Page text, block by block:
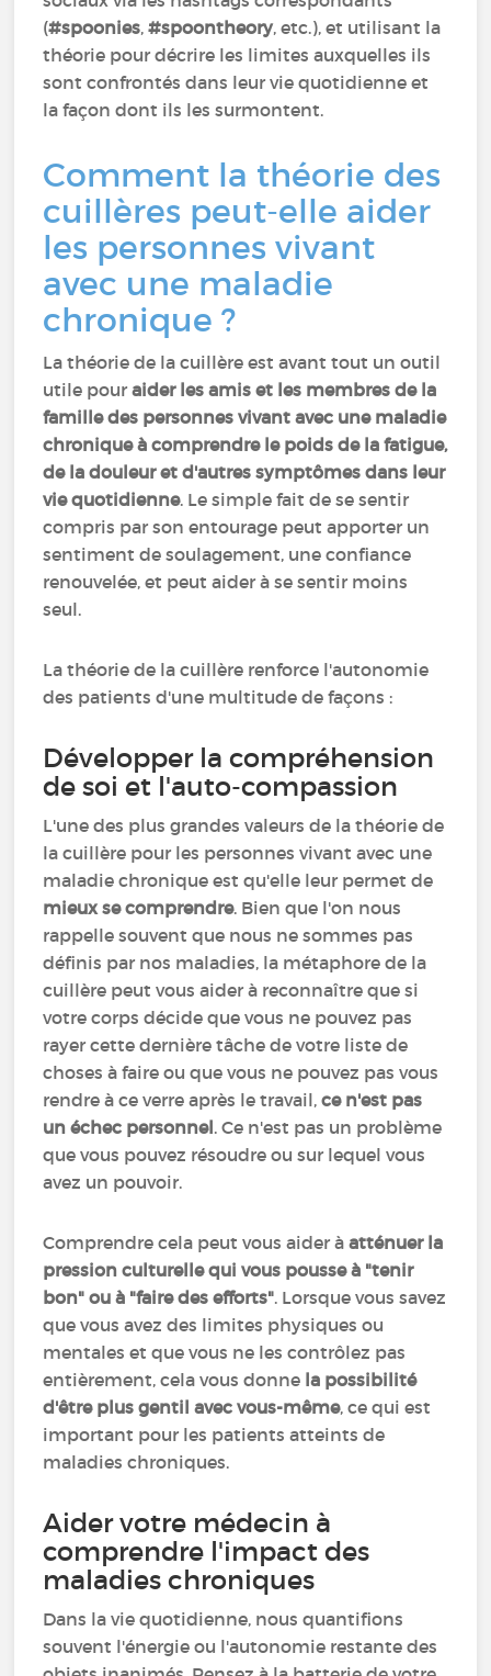
(#spoonies,#spoontheory, etc.), et utilisant la
théorie pour décrire les limites auxquelles ils
sont confrontés dans leur vie quotidienne et
la façon dont ils les surmontent.
Comment la théorie des
cuillères peut-elle aider
les personnes vivant
avec une maladie
chronique ?
La théorie de la cuillère est avant tout un outil
utile pour aider les amis et les membres de la
famille des personnes vivant avec une maladie
chronique à comprendre le poids de la fatigue,
de la douleur et d'autres symptômes dans leur
vie quotidienne. Le simple fait de se sentir
compris par son entourage peut apporter un
sentiment de soulagement, une confiance
renouvelée, et peut aider à se sentir moins
seul.
La théorie de la cuillère renforce l'autonomie
des patients d'une multitude de façons :
Développer la compréhension
de soi et l'auto-compassion
L'une des plus grandes valeurs de la théorie de
la cuillère pour les personnes vivant avec une
maladie chronique est qu'elle leur permet de
mieux se comprendre. Bien que l'on nous
rappelle souvent que nous ne sommes pas
définis par nos maladies, la métaphore de la
cuillère peut vous aider à reconnaître que si
votre corps décide que vous ne pouvez pas
rayer cette dernière tâche de votre liste de
choses à faire ou que vous ne pouvez pas vous
rendre à ce verre après le travail,ce n'est pas
un échec personnel. Ce n'est pas un problème
que vous pouvez résoudre ou sur lequel vous
avez un pouvoir.
Comprendre cela peut vous aider àatténuer la
pression culturelle qui vous pousse à "tenir
bon" ou à "faire des efforts". Lorsque vous savez
que vous avez des limites physiques ou
mentales et que vous ne les contrôlez pas
entièrement, cela vous donne la possibilité
d'être plus gentil avec vous-même, ce qui est
important pour les patients atteints de
maladies chroniques.
Aider votre médecin à
comprendre l'impact des
maladies chroniques
Dans la vie quotidienne, nous quantifions
souvent l'énergie ou l'autonomie restante des